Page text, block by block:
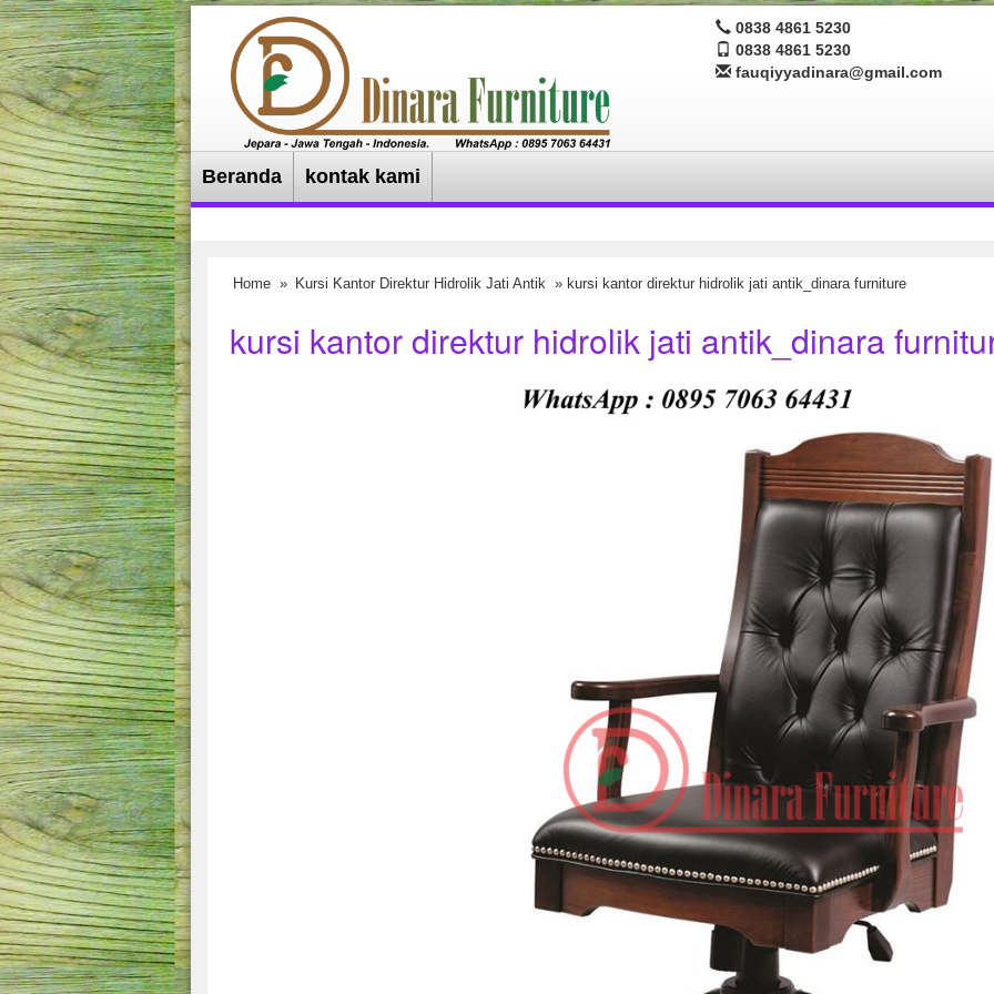
0838 4861 5230
0838 4861 5230
fauqiyyadinara@gmail.com
Beranda kontak kami
Home » Kursi Kantor Direktur Hidrolik Jati Antik » kursi kantor direktur hidrolik jati antik_dinara furniture
kursi kantor direktur hidrolik jati antik_dinara